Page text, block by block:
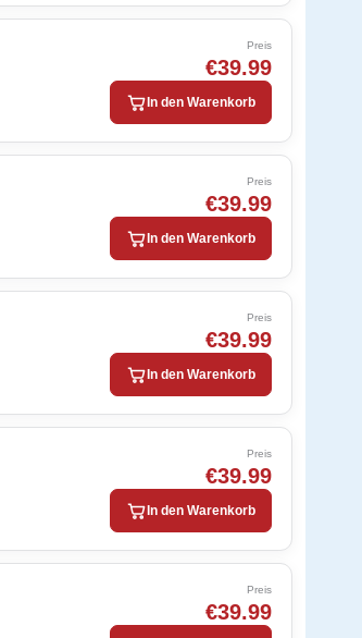
Preis
€39.99
In den Warenkorb
Preis
€39.99
In den Warenkorb
Preis
€39.99
In den Warenkorb
Preis
€39.99
In den Warenkorb
Preis
€39.99